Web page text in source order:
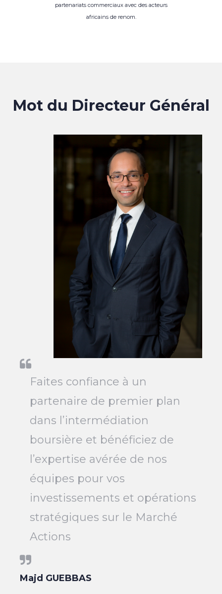
partenariats commerciaux avec des acteurs
africains de renom.
Mot du Directeur Général
Faites confiance à un
partenaire de premier plan
dans l’intermédiation
boursière et bénéficiez de
l’expertise avérée de nos
équipes pour vos
investissements et opérations
stratégiques sur le Marché
Actions
Majd GUEBBAS